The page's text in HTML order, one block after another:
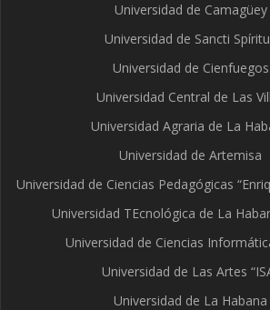
Universidad de Camagüey
Universidad de Sancti
Universidad de Cienfuegos
Universidad Central de Las
Universidad Agraria de La
Universidad de Artemisa
Universidad de Ciencias Pedagógicas
Universidad TEcnológica de La
Universidad de Ciencias
Universidad de Las Artes
Universidad de La Habana